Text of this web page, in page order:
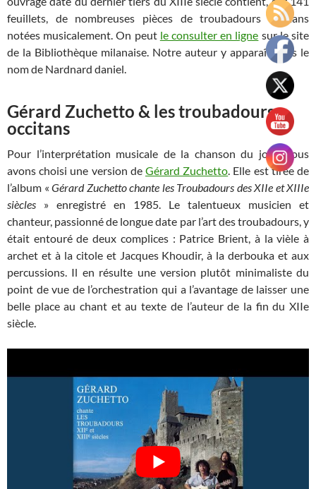
feuillets, de nombreuses pièces de troubadours occitans
notées musicalement. On peut le consulter en ligne sur le site
de la Bibliothèque milanaise. Notre auteur y apparaît sous le
nom de Nardnard daniel.
Gérard Zuchetto & les troubadours
occitans
Pour l’interprétation musicale de la chanson du jour, nous
avons choisi une version de Gérard Zuchetto. Elle est tirée de
l’album « Gérard Zuchetto chante les Troubadours des XIIe et XIIIe
siècles » enregistré en 1985. Le talentueux musicien et
chanteur, passionné de longue date par l’art des troubadours, y
était entouré de deux complices : Patrice Brient, à la vièle à
archet et à la citole et Jacques Khoudir, à la derbouka et aux
percussions. Il en résulte une version plutôt minimaliste du
point de vue de l’orchestration qui a l’avantage de laisser une
belle place au chant et au texte de l’auteur de la fin du XIIe
siècle.